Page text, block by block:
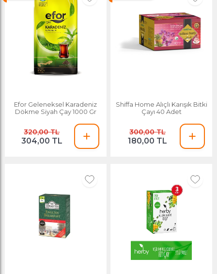
Efor Geleneksel Karadeniz
Dökme Siyah Çay 1000 Gr
320,00 TL
304,00 TL
Shiffa Home Alıçlı Karışık Bitki
Çayı 40 Adet
300,00 TL
180,00 TL